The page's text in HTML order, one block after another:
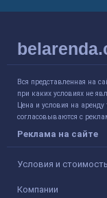
Вся представленная на
при каких условиях не
Цена и условия на аренду
согласовываются с
Реклама на сайте
Условия и
Компании